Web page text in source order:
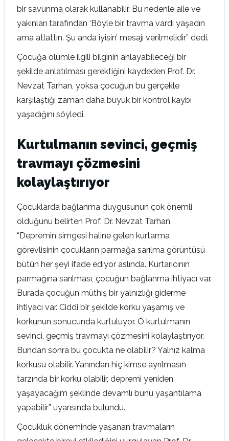
bir savunma olarak kullanabilir. Bu nedenle aile ve
yakınları tarafından ‘Böyle bir travma vardı yaşadın
ama atlattın. Şu anda iyisin’ mesajı verilmelidir” dedi.
Çocuğa ölümle ilgili bilginin anlayabileceği bir
şekilde anlatılması gerektiğini kaydeden Prof. Dr.
Nevzat Tarhan, yoksa çocuğun bu gerçekle
karşılaştığı zaman daha büyük bir kontrol kaybı
yaşadığını söyledi.
Kurtulmanın sevinci, geçmiş
travmayı çözmesini
kolaylaştırıyor
Çocuklarda bağlanma duygusunun çok önemli
olduğunu belirten Prof. Dr. Nevzat Tarhan,
“Depremin simgesi haline gelen kurtarma
görevlisinin çocukların parmağa sarılma görüntüsü
bütün her şeyi ifade ediyor aslında. Kurtarıcının
parmağına sarılması, çocuğun bağlanma ihtiyacı var.
Burada çocuğun müthiş bir yalnızlığı giderme
ihtiyacı var. Ciddi bir şekilde korku yaşamış ve
korkunun sonucunda kurtuluyor. O kurtulmanın
sevinci, geçmiş travmayı çözmesini kolaylaştırıyor.
Bundan sonra bu çocukta ne olabilir? Yalnız kalma
korkusu olabilir. Yanından hiç kimse ayrılmasın
tarzında bir korku olabilir, depremi yeniden
yaşayacağım şeklinde devamlı bunu yaşantılama
yapabilir” uyarısında bulundu.
Çocukluk döneminde yaşanan travmaların